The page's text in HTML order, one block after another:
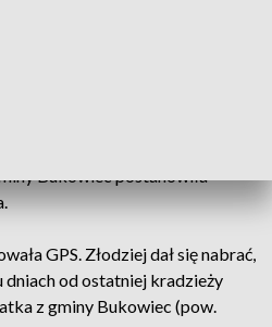
Bukowiec postanowiła
GPS. Złodziej dał się nabrać,
dniach od ostatniej kradzieży
z gminy Bukowiec (pow.